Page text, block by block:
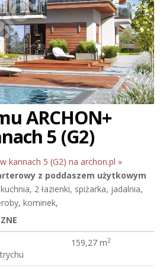
ARCHON+
5 (G2)
kannach 5 (G2) na archon.pl »
z poddaszem użytkowym
2 łazienki, spiżarka, jadalnia,
kominek,
159,27 m2